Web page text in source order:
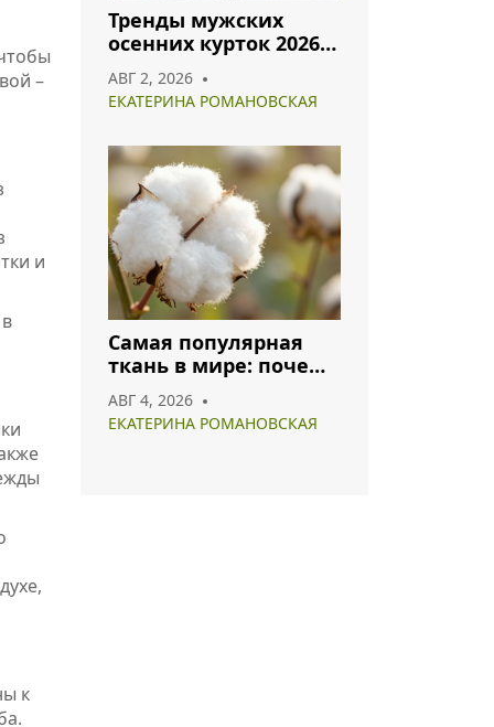
–
и
к
Тренды мужских
осенних курток 2026:
сочетать
АВГ 2, 2026
ЕКАТЕРИНА РОМАНОВСКАЯ
Самая популярная
ткань в мире: почему
лидируют в 2026 году
АВГ 4, 2026
ЕКАТЕРИНА РОМАНОВСКАЯ